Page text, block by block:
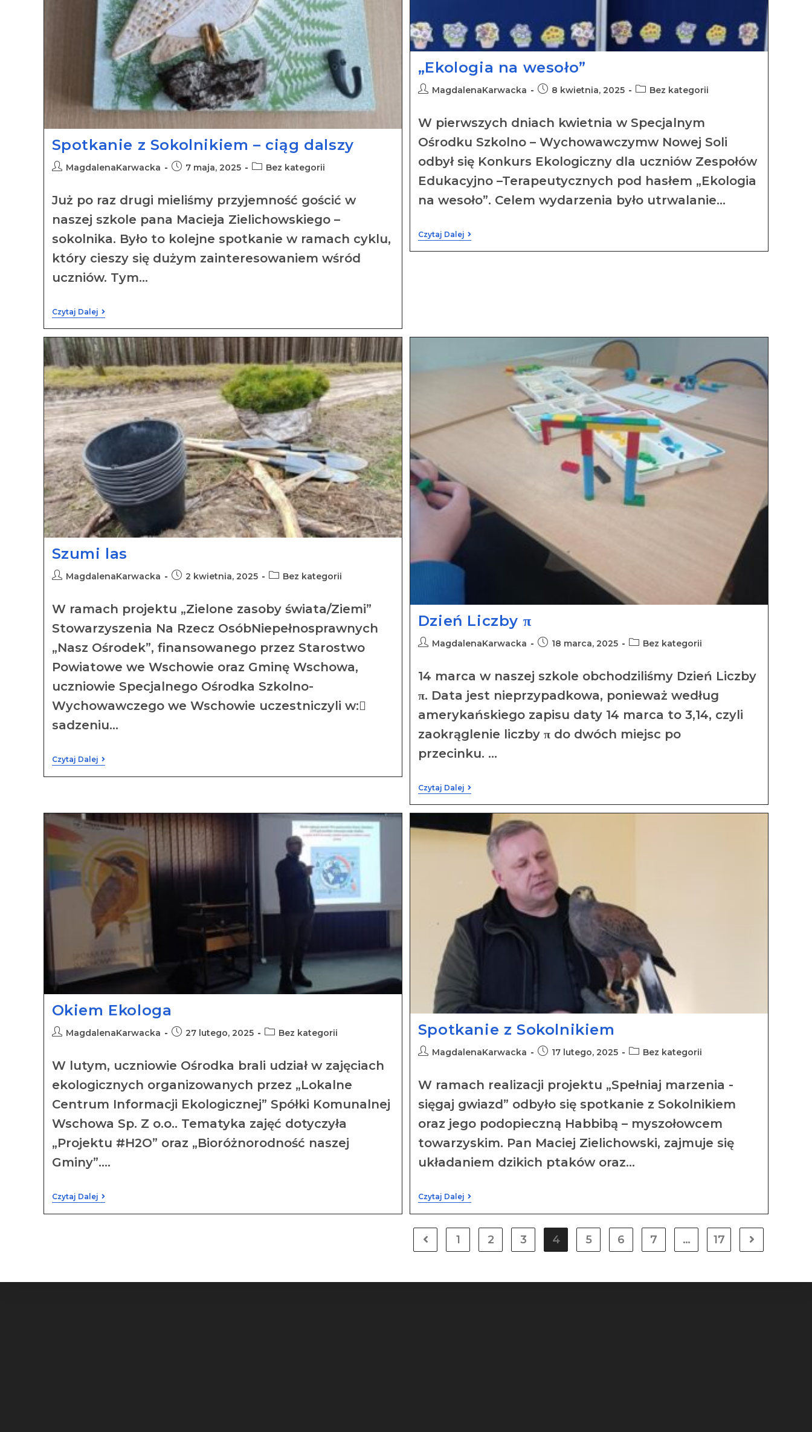
Spotkanie z Sokolnikiem – ciąg dalszy
MagdalenaKarwacka 7 maja, 2025 Bez kategorii
Już po raz drugi mieliśmy przyjemność gościć w
naszej szkole pana Macieja Zielichowskiego –
sokolnika. Było to kolejne spotkanie w ramach cyklu,
który cieszy się dużym zainteresowaniem wśród
uczniów. Tym…
Czytaj Dalej
„Ekologia na wesoło”
MagdalenaKarwacka 8 kwietnia, 2025 Bez kategorii
W pierwszych dniach kwietnia w Specjalnym
Ośrodku Szkolno – Wychowawczymw Nowej Soli
odbył się Konkurs Ekologiczny dla uczniów Zespołów
Edukacyjno –Terapeutycznych pod hasłem „Ekologia
na wesoło”. Celem wydarzenia było utrwalanie…
Czytaj Dalej
Szumi las
MagdalenaKarwacka 2 kwietnia, 2025 Bez kategorii
W ramach projektu „Zielone zasoby świata/Ziemi”
Stowarzyszenia Na Rzecz OsóbNiepełnosprawnych
„Nasz Ośrodek”, finansowanego przez Starostwo
Powiatowe we Wschowie oraz Gminę Wschowa,
uczniowie Specjalnego Ośrodka Szkolno-
Wychowawczego we Wschowie uczestniczyli w:
sadzeniu…
Czytaj Dalej
Dzień Liczby π
MagdalenaKarwacka 18 marca, 2025 Bez kategorii
14 marca w naszej szkole obchodziliśmy Dzień Liczby
π. Data jest nieprzypadkowa, ponieważ według
amerykańskiego zapisu daty 14 marca to 3,14, czyli
zaokrąglenie liczby π do dwóch miejsc po
przecinku. …
Czytaj Dalej
Okiem Ekologa
MagdalenaKarwacka 27 lutego, 2025 Bez kategorii
W lutym, uczniowie Ośrodka brali udział w zajęciach
ekologicznych organizowanych przez „Lokalne
Centrum Informacji Ekologicznej” Spółki Komunalnej
Wschowa Sp. Z o.o.. Tematyka zajęć dotyczyła
„Projektu #H2O” oraz „Bioróżnorodność naszej
Gminy”.…
Czytaj Dalej
Spotkanie z Sokolnikiem
MagdalenaKarwacka 17 lutego, 2025 Bez kategorii
W ramach realizacji projektu „Spełniaj marzenia -
sięgaj gwiazd” odbyło się spotkanie z Sokolnikiem
oraz jego podopieczną Habbibą – myszołowcem
towarzyskim. Pan Maciej Zielichowski, zajmuje się
układaniem dzikich ptaków oraz…
Czytaj Dalej
1 2 3 4 5 6 7 … 17